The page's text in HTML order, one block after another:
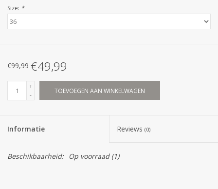
Size: *
€99,99 €49,99
+
-
TOEVOEGEN AAN WINKELWAGEN
Informatie Reviews (0)
Beschikbaarheid: Op voorraad(1)